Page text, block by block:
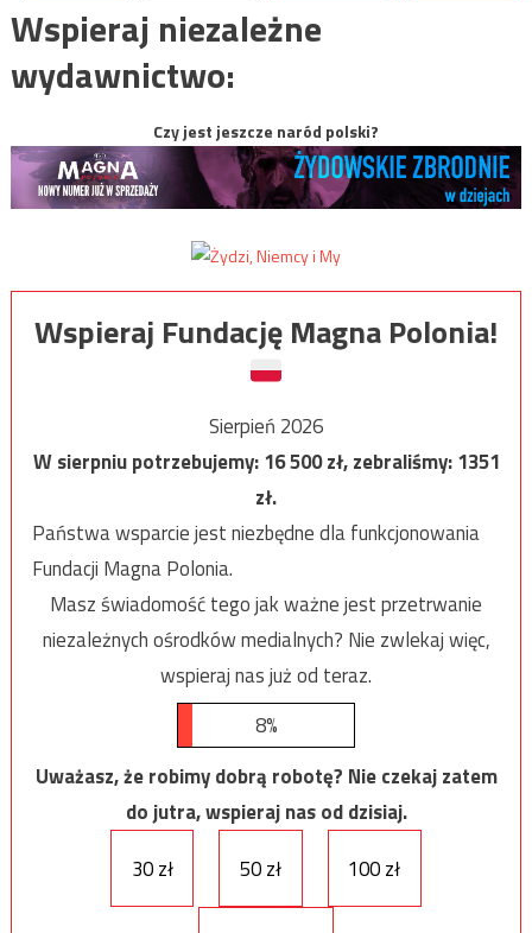
Wspieraj niezależne
wydawnictwo:
Czy jest jeszcze naród polski?
Wspieraj Fundację Magna Polonia!
Sierpień 2026
W sierpniu potrzebujemy:16 500zł, zebraliśmy:1351
zł.
Państwa wsparcie jest niezbędne dla funkcjonowania
Fundacji Magna Polonia.
Masz świadomość tego jak ważne jest przetrwanie
niezależnych ośrodków medialnych? Nie zwlekaj więc,
wspieraj nas już od teraz.
8%
Uważasz, że robimy dobrą robotę? Nie czekaj zatem
do jutra, wspieraj nas od dzisiaj.
30 zł
50 zł 100 zł